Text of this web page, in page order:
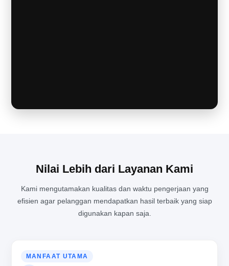
Nilai Lebih dari Layanan Kami
Kami mengutamakan kualitas dan waktu pengerjaan yang
efisien agar pelanggan mendapatkan hasil terbaik yang siap
digunakan kapan saja.
MANFAAT UTAMA